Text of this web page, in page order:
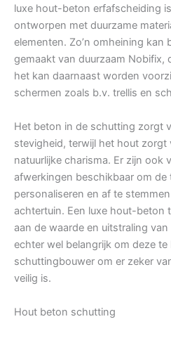
luxe hout-beton erfafscheiding
ontworpen met duurzame
elementen. Zo’n omheining kan
gemaakt van duurzaam Nobifix,
het kan daarnaast worden
schermen zoals b.v. trellis en
Het beton in de schutting zorgt
stevigheid, terwijl het hout zorgt
natuurlijke charisma. Er zijn ook
afwerkingen beschikbaar om
personaliseren en af te
achtertuin. Een luxe hout-beton
aan de waarde en uitstraling
echter wel belangrijk om deze
schuttingbouwer om er zeker
veilig is.
Hout beton schutting